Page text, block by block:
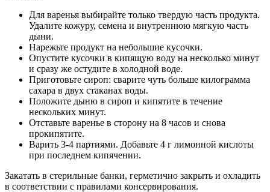
Для варенья выбирайте только твердую часть продукта.
Удалите кожуру, семена и внутреннюю мягкую часть
дыни.
Нарежьте продукт на небольшие кусочки.
Опустите кусочки в кипящую воду на несколько минут
и сразу же остудите в холодной воде.
Приготовьте сироп: сварите чуть больше килограмма
сахара в двух стаканах воды.
Положите дыню в сироп и кипятите в течение
нескольких минут.
Отставьте варенье в сторону на 8 часов и снова
прокипятите.
Варить 3-4 партиями. Добавьте 4 г лимонной кислоты
при последнем кипячении.
Закатать в стерильные банки, герметично закрыть и охладить
в соответствии с правилами консервирования.